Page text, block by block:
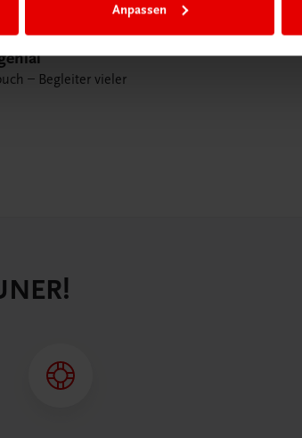
Anpassen
– Begleiter vieler